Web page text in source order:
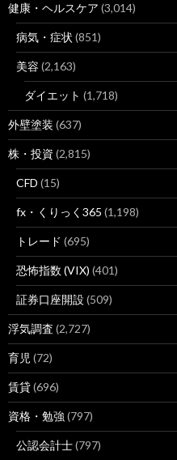
健康・ヘルスケア (3,014)
病気・症状 (851)
美容 (2,163)
ダイエット (1,718)
外壁塗装 (637)
株・投資 (2,815)
CFD (15)
fx・くりっく365 (1,198)
トレード (695)
恐怖指数 (VIX) (401)
証券口座開設 (509)
浮気調査 (2,727)
育児 (72)
賃貸(696)
資格・勉強 (797)
公認会計士(797)